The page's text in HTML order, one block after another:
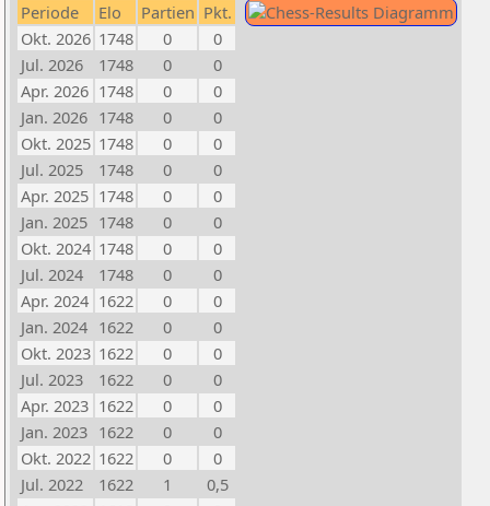
Periode Elo Partien Pkt.
Okt. 2026 1748 0
0
Jul. 2026
1748 0
0
Apr. 2026 1748 0
0
Jan. 2026 1748 0
0
Okt. 2025 1748 0
0
Jul. 2025
1748 0
0
Apr. 2025 1748 0
0
Jan. 2025 1748 0
0
Okt. 2024 1748 0
0
Jul. 2024
1748 0
0
Apr. 2024 1622 0
0
Jan. 2024 1622 0
0
Okt. 2023 1622 0
0
Jul. 2023
1622 0
0
Apr. 2023 1622 0
0
Jan. 2023 1622 0
0
Okt. 2022 1622 0
0
Jul. 2022
1622 1
0,5